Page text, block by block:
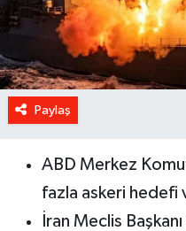
Paylaş
ABD Merkez
fazla askeri hedefi
İran Meclis